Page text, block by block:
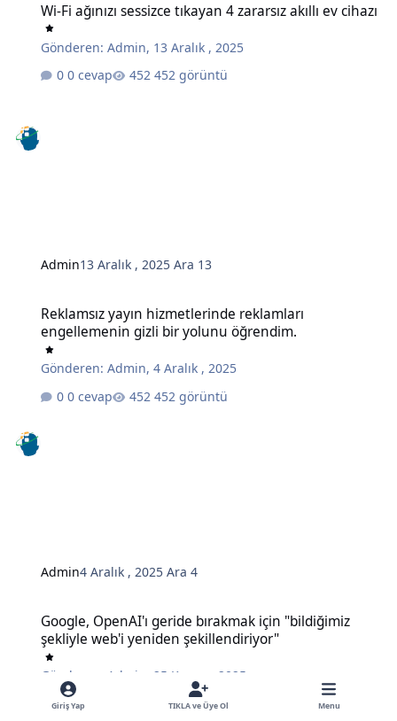
Wi-Fi ağınızı sessizce tıkayan 4 zararsız akıllı ev cihazı
Gönderen:Admin, 13 Aralık , 2025
0 cevap
452 görüntü
Admin13 Aralık , 2025Ara 13
Reklamsız yayın hizmetlerinde reklamları
engellemenin gizli bir yolunu öğrendim.
Gönderen:Admin,4 Aralık , 2025
0 cevap
452 görüntü
Admin4 Aralık , 2025Ara 4
Google, OpenAI'ı geride bırakmak için "bildiğimiz
şekliyle web'i yeniden şekillendiriyor"
Gönderen: Admin
25 Kasım , 2025
0 cevap
495 görüntü
Giriş Yap TIKLA ve Üye Ol Menu